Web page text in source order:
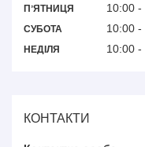
ПʼЯТНИЦЯ 10:00
СУБОТА 10:00
НЕДІЛЯ 10:00
КОНТАКТИ